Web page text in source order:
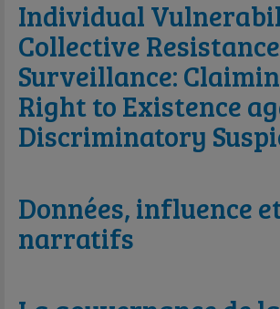
Individual
Collective
Surveillance:
Right to Existence
Discriminatory
Données, influence
narratifs